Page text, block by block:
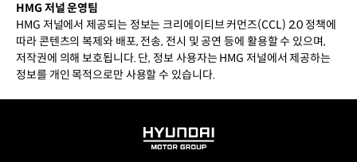
HMG 저널 운영팀
HMG 저널에서 제공되는 정보는 크리에이티브 커먼즈(CCL) 2.0 정책에
따라 콘텐츠의 복제와 배포, 전송, 전시 및 공연 등에 활용할 수 있으며,
저작권에 의해 보호됩니다. 단, 정보 사용자는 HMG 저널에서 제공하는
정보를 개인 목적으로만 사용할 수 있습니다.
HYUNDAI